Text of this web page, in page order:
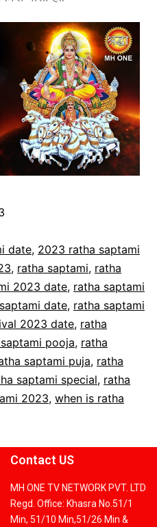
date, 2023 ratha saptami
, ratha saptami, ratha
2023 date, ratha saptami
date, ratha saptami
2023 date, ratha
pooja, ratha
saptami puja, ratha
saptami special, ratha
2023, when is ratha
Contact US
MH ONE TV NETWORK PVT. LTD
Regd. Office: Khasra No.51/1
Min, 51/10 Min,51/26 Min &